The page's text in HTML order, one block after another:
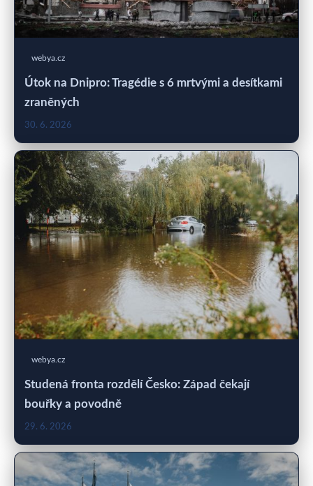
webya.cz
Útok na Dnipro: Tragédie s 6 mrtvými a desítkami
zraněných
30. 6. 2026
webya.cz
Studená fronta rozdělí Česko: Západ čekají
bouřky a povodně
29. 6. 2026